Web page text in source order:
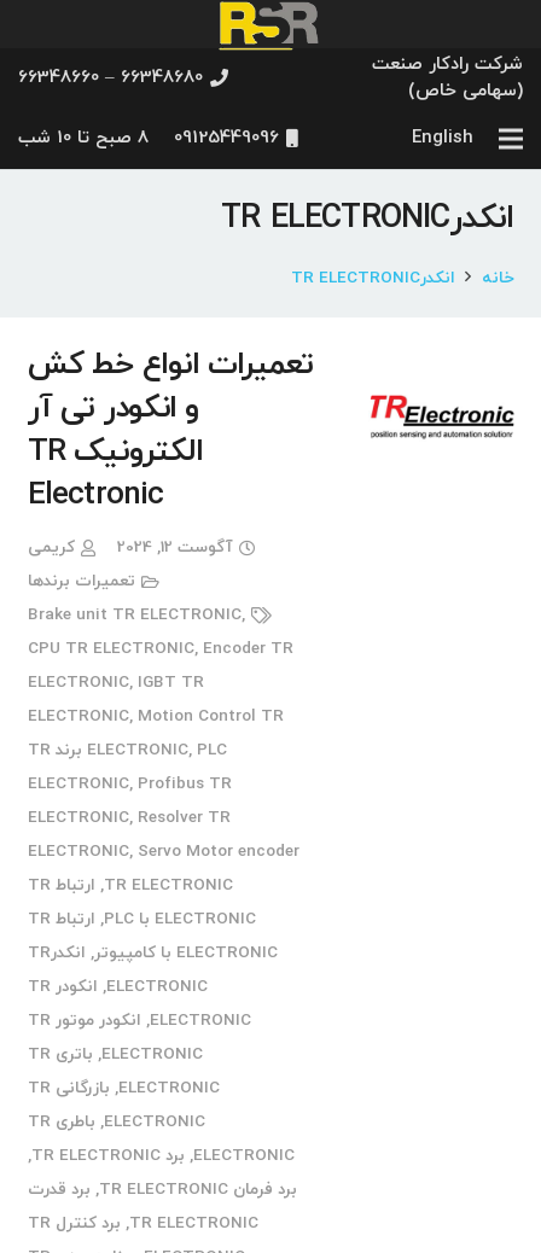
شرکت رادکار صنعت
(سهامی خاص)
66348680 – 66348660
English
09125449096 8 صبح تا 10 شب
انکدرTR ELECTRONIC
خانه انکدرTR ELECTRONIC
تعمیرات انواع خط کش
و انکودر تی آر
الکترونیک TR
Electronic
آگوست 12, 2024
کریمی
تعمیرات برندها
Brake unit TR ELECTRONIC,
CPU TR ELECTRONIC, Encoder TR
ELECTRONIC, IGBT TR
ELECTRONIC, Motion Control TR
ELECTRONIC,
PLC برند TR
ELECTRONIC, Profibus TR
ELECTRONIC, Resolver TR
ELECTRONIC, Servo Motor encoder
TR ELECTRONIC
,
ارتباط TR
ELECTRONIC با PLC
,
ارتباط TR
ELECTRONIC با کامپیوتر
,
انکدرTR
ELECTRONIC
,
انکودر TR
ELECTRONIC
,
انکودر موتور TR
ELECTRONIC
,
باتری TR
ELECTRONIC
,
بازرگانی TR
ELECTRONIC
,
باطری TR
ELECTRONIC
, برد TR ELECTRONIC
,
برد فرمان TR ELECTRONIC
, برد قدرت
TR ELECTRONIC
,
برد کنترل TR